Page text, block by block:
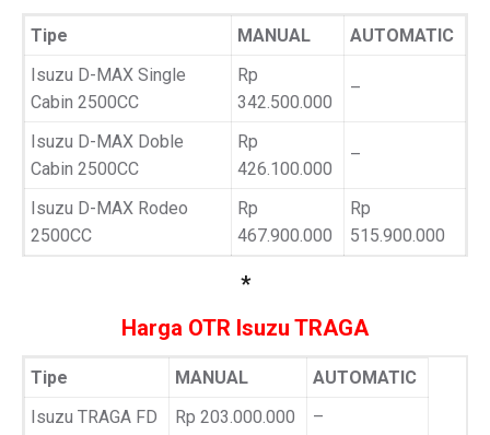
Tipe MANUAL
AUTOMATIC
Isuzu D-MAX Single
Cabin 2500CC
Rp
342.500.000
–
Isuzu D-MAX Doble
Cabin 2500CC
Rp
426.100.000
–
Isuzu D-MAX Rodeo
2500CC
Rp
467.900.000
Rp
515.900.000
*
Harga OTR Isuzu TRAGA
Tipe MANUAL
AUTOMATIC
Isuzu TRAGA FD
Rp 203.000.000 –